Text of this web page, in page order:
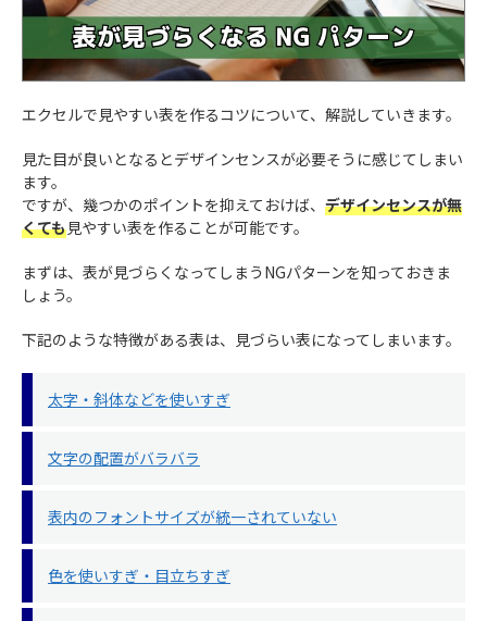
エクセルで見やすい表を作るコツについて、解説していきます。
見た目が良いとなるとデザインセンスが必要そうに感じてしまい
ます。
ですが、幾つかのポイントを抑えておけば、 デザインセンスが無
くても見やすい表を作ることが可能です。
まずは、表が見づらくなってしまうNGパターンを知っておきま
しょう。
下記のような特徴がある表は、見づらい表になってしまいます。
太字・斜体などを使いすぎ
文字の配置がバラバラ
表内のフォントサイズが統一されていない
色を使いすぎ・目立ちすぎ